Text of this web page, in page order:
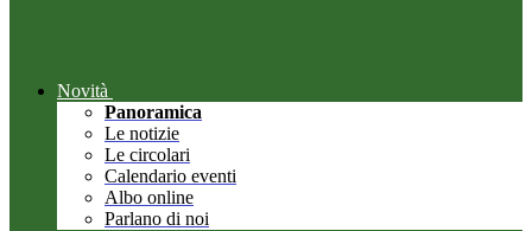
Novità
Panoramica
Le notizie
Le circolari
Calendario eventi
Albo online
Parlano di noi